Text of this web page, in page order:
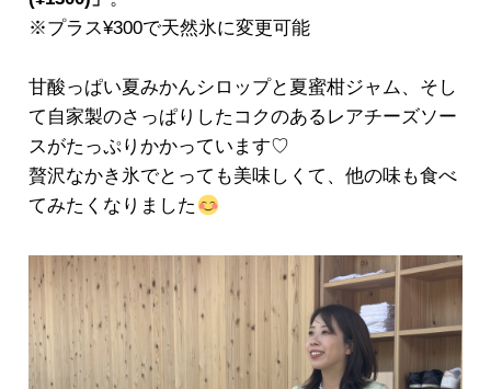
※プラス¥300で天然氷に変更可能
甘酸っぱい夏みかんシロップと夏蜜柑ジャム、そし
て自家製のさっぱりしたコクのあるレアチーズソー
スがたっぷりかかっています♡
贅沢なかき氷でとっても美味しくて、他の味も食べ
てみたくなりました